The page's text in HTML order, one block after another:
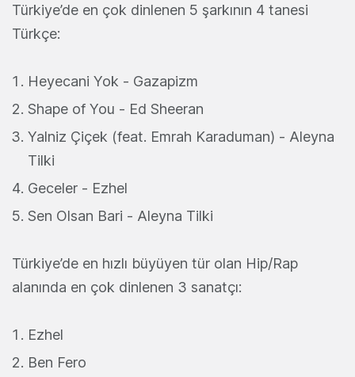
Türkiye’de en çok dinlenen 5 şarkının 4 tanesi
Türkçe:
Heyecani Yok - Gazapizm
Shape of You - Ed Sheeran
Yalniz Çiçek (feat. Emrah Karaduman) - Aleyna
Tilki
Geceler - Ezhel
Sen Olsan Bari - Aleyna Tilki
Türkiye’de en hızlı büyüyen tür olan Hip/Rap
alanında en çok dinlenen 3 sanatçı:
Ezhel
Ben Fero